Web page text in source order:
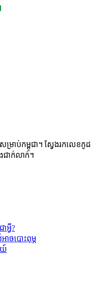
ប់កម្ពុជា។ ស្វែងរកលេខកូដ
ាក់លាក់។
អ្វី?
ចបោះពុម្ភ
យ៍